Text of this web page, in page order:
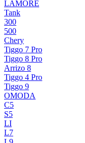
LAMORE
Tank
300
500
Chery
Tiggo 7 Pro
Tiggo 8 Pro
Arrizo 8
Tiggo 4 Pro
Tiggo 9
OMODA
C5
S5
LI
L7